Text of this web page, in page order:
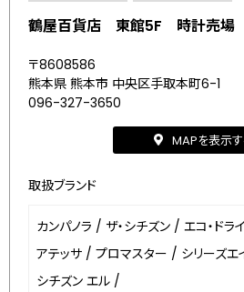
鶴屋百貨店 東館5F 時計売場
〒8608586
熊本県 熊本市 中央区手取本町6-1
096-327-3650
MAPを表示す
取扱ブランド
カンパノラ / ザ・シチズン / エコ・ドラ
アテッサ / プロマスター / シリーズエ
シチズン エル /